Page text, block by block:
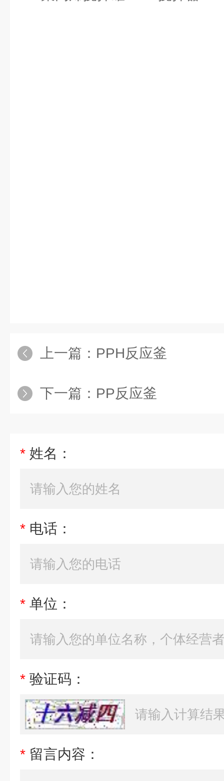
上一篇： PPH反应釜
下一篇： PP反应釜
* 姓名：
* 电话：
* 单位：
* 验证码：
* 留言内容：